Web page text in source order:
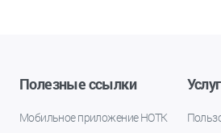
Полезные ссылки
Мобильное приложение НОТК